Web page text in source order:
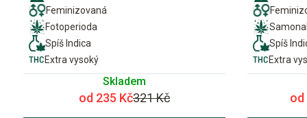
Feminizovaná
Fotoperioda
Spíš Indica
Extra vysoký
Skladem
od 235 Kč321 Kč
Spíš
Extra
od